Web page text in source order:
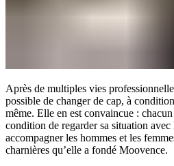
Après de multiples vies
possible de changer de cap, à
même. Elle en est convaincue :
condition de regarder sa situation
accompagner les hommes et les
charnières qu’elle a fondé Moovence.